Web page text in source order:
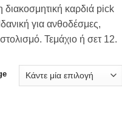
0,80 €
through
5,40 €
διακοσμητική καρδιά pick
για ανθοδέσμες,
Τεμάχιο ή σετ 12.
Διακοσμητική Καρδιά Pick